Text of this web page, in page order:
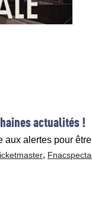
actualités !
aux alertes pour
,